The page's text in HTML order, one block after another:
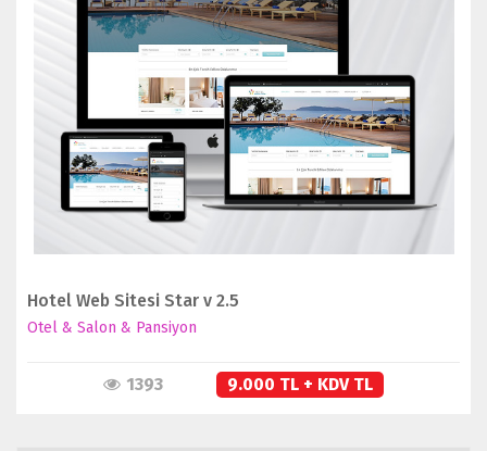
İNCELE
SATIN AL
Hotel Web Sitesi Star v 2.5
Otel & Salon & Pansiyon
1393 9.000 TL + KDV TL